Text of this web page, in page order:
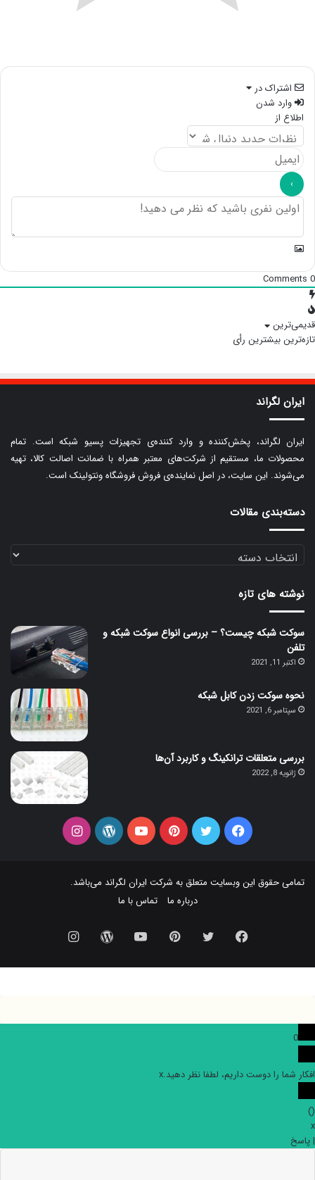
اشتراک در
وارد شدن
اطلاع از
0
قدیمی‌ترین
تازه‌ترینبیشترین رأی
ایران لگراند
ایران لگراند، پخش‌کننده و وارد کننده‌ی تجهیزات پسیو شبکه است. تمام
محصولات ما، مستقیم از شرکت‌های معتبر همراه با ضمانت اصالت کالا، تهیه
می‌شوند. این سایت، در اصل نماینده‌ی فروش فروشگاه ونتولینک است.
دسته‌بندی مقالات
دسته‌بندی
مقالات
نوشته های تازه
سوکت شبکه چیست؟ – بررسی انواع سوکت شبکه و
تلفن
اکتبر 11, 2021
نحوه سوکت زدن کابل شبکه
سپتامبر 6, 2021
بررسی متعلقات ترانکینگ و کاربرد آن‌ها
ژانویه 8, 2022
فیس توییتر‫پین‌ترستیوتیوبوردپرساینستاگرام
تمامی حقوق این وبسایت متعلق به شرکت ایران لگراند می‌باشد.
درباره ما
تماس با ما
فیس
بوک
توییتر ‫پین‌ترستیوتیوبوردپرساینستاگرام
0
افکار شما را دوست داریم، لطفا نظر دهید.x
(
)
x
|پاسخ